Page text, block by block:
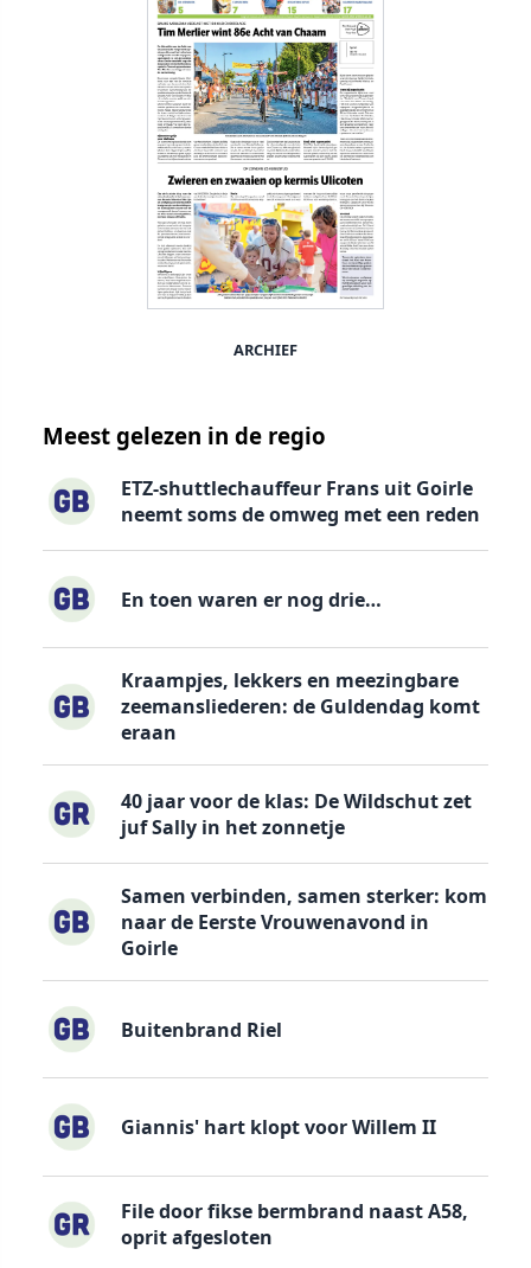
ARCHIEF
Meest gelezen in de regio
ETZ-shuttlechauffeur Frans uit Goirle
neemt soms de omweg met een reden
En toen waren er nog drie…
Kraampjes, lekkers en meezingbare
zeemansliederen: de Guldendag komt
eraan
40 jaar voor de klas: De Wildschut zet
juf Sally in het zonnetje
Samen verbinden, samen sterker: kom
naar de Eerste Vrouwenavond in
Goirle
Buitenbrand Riel
Giannis' hart klopt voor Willem II
File door fikse bermbrand naast A58,
oprit afgesloten